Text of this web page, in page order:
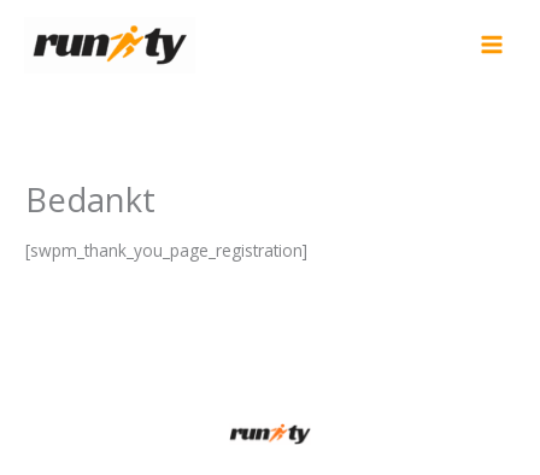
Bedankt
[swpm_thank_you_page_registration]